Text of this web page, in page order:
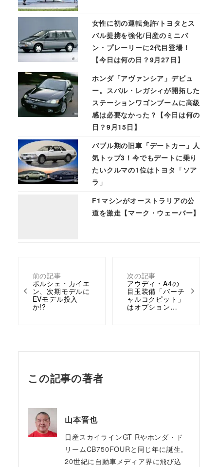
前の記事
ポルシェ・カイエ
ン、次期モデルに
EVモデル投入
か!?
次の記事
アウディ・A4の
目玉装備「バーチ
ャルコクピット」
はオプション…
女性に初の運転免許/トヨタとス
バル提携を強化/日産のミニバ
ン・プレーリーに2代目登場！
【今日は何の日？9月27日】
ホンダ「アヴァンシア」デビュ
ー。スバル・レガシィが開拓した
ステーションワゴンブームに高級
感は必要なかった？【今日は何の
日？9月15日】
バブル期の旧車「デートカー」人
気トップ3！今でもデートに乗り
たいクルマの1位はトヨタ「ソア
ラ」
F1マシンがオーストラリアの公
道を激走【マーク・ウェーバー】
この記事の著者
山本晋也
日産スカイラインGT-Rやホンダ・ド
リームCB750FOURと同じ年に誕生。
20世紀に自動車メディア界に飛び込